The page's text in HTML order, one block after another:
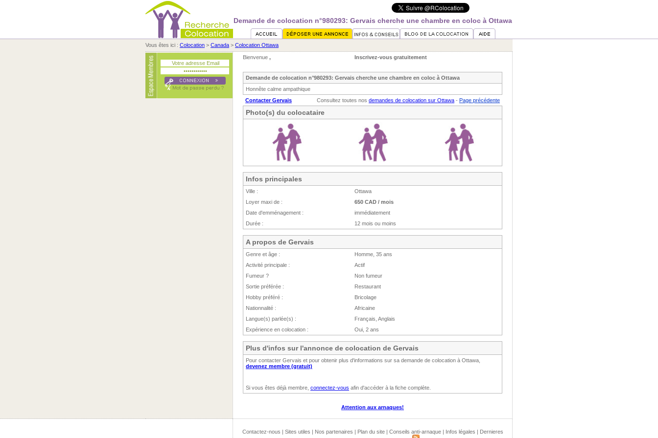
Demande de colocation n°980293: Gervais cherche une chambre en coloc à Ottawa
Vous êtes ici : Colocation > Canada > Colocation Ottawa
Bienvenue , Inscrivez-vous gratuitement
Demande de colocation n°980293: Gervais cherche une chambre en coloc à Ottawa
Honnête calme ampathique
Contacter Gervais
Consultez toutes nos demandes de colocation sur Ottawa - Page précédente
Photo(s) du colocataire
Infos principales
Ville :
Ottawa
Loyer maxi de :
650 CAD / mois
Date d'emménagement :
immédiatement
Durée :
12 mois ou moins
A propos de Gervais
Genre et âge :
Homme, 35 ans
Activité principale :
Actif
Fumeur ?
Non fumeur
Sortie préférée :
Restaurant
Hobby préféré :
Bricolage
Nationnalité :
Africaine
Langue(s) parlée(s) :
Français, Anglais
Expérience en colocation :
Oui, 2 ans
Plus d'infos sur l'annonce de colocation de Gervais
Pour contacter Gervais et pour obtenir plus d'informations sur sa demande de colocation à Ottawa,
devenez membre (gratuit)
Si vous êtes déjà membre, connectez-vous afin d'accéder à la fiche complète.
Attention aux arnaques!
Contactez-nous | Sites utiles | Nos partenaires | Plan du site| Conseils anti-arnaque| Infos légales | Dernieres